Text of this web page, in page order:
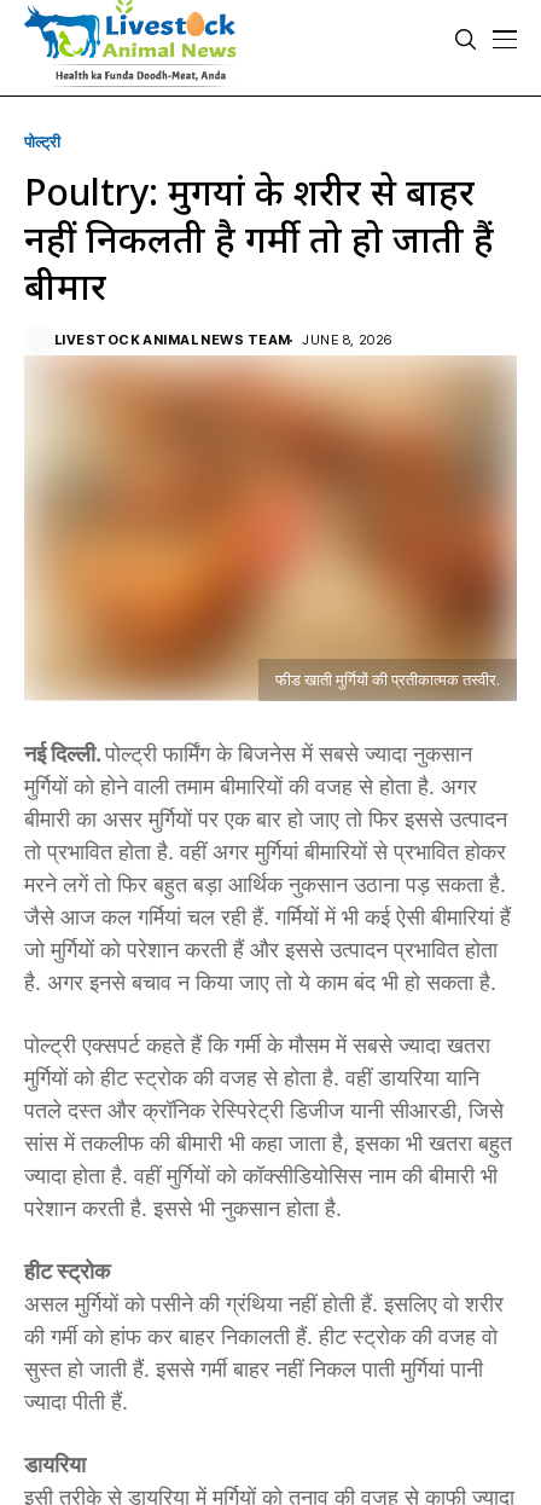
पोल्ट्री
Poultry: मुर्गियां के शरीर से बाहर ​
नहीं निकलती है गर्मी तो हो जाती हैं
बीमार
LIVESTOCK ANIMAL NEWS TEAM JUNE 8, 2026
फीड खाती मुर्गियों की प्रतीकात्मक तस्वीर.
नई दिल्ली.पोल्ट्री फार्मिंग के बिजनेस में सबसे ज्यादा नुकसान
मुर्गियों को होने वाली तमाम बीमारियों की वजह से होता है. अगर
बीमारी का असर मुर्गियों पर एक बार हो जाए तो फिर इससे उत्पादन
तो प्रभावित होता है. वहीं अगर मुर्गियां बीमारियों से प्रभावित होकर
मरने लगें तो फिर बहुत बड़ा आर्थिक नुकसान उठाना पड़ सकता है.
जैसे आज कल गर्मियां चल रही हैं. गर्मियों में भी कई ऐसी बीमारियां हैं
जो मुर्गियों को परेशान करती हैं और इससे उत्पादन प्रभावित होता
है. अगर इनसे बचाव न किया जाए तो ये काम बंद भी हो सकता है.
पोल्ट्री एक्सपर्ट कहते हैं कि गर्मी के मौसम में सबसे ज्यादा खतरा
मुर्गियों को हीट स्ट्रोक की वजह से होता है. वहीं डायरिया यानि
पतले दस्त और क्रॉनिक रेस्पिरेट्री डिजीज यानी सीआरडी, जिसे
सांस में तकलीफ की बीमारी भी कहा जाता है, इसका भी खतरा बहुत
ज्यादा होता है. वहीं मुर्गियों को कॉक्सीडियोसिस नाम की बीमारी भी
परेशान करती है. इससे भी नुकसान होता है.
हीट स्ट्रोक
असल मुर्गियों को पसीने की ग्रंथिया नहीं होती हैं. इसलिए वो शरीर
की गर्मी को हांफ कर बाहर निकालती हैं. हीट स्ट्रोक की वजह वो
सुस्त हो जाती हैं. इससे गर्मी बाहर नहीं निकल पाती मुर्गियां पानी
ज्यादा पीती हैं.
डायरिया
इसी तरीके से डायरिया में मुर्गियों को तनाव की वजह से काफी ज्यादा